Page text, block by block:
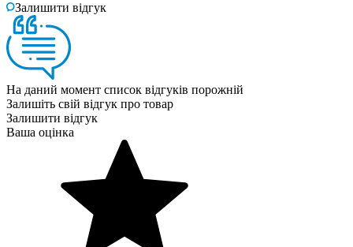
Залишити відгук
На даний момент список відгуків порожній
Залишіть свій відгук про товар
Залишити відгук
Ваша оцінка